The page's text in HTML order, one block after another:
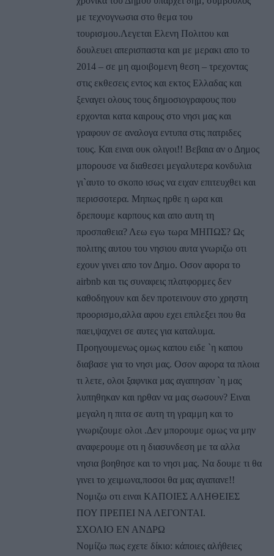
με τεχνογνωσια στο θεμα του
τουρισμου.Λεγεται Ελενη Πολιτου και
δουλευει απερισπαστα και με μερακι απο το
2014 – σε μη αμοιβομενη θεση – τρεχοντας
στις εκθεσεις εντος και εκτος Ελλαδας και
ξεναγει ολους τους δημοσιογραφους που
ερχονται κατα καιρους στο νησι μας και
γραφουν σε αναλογα εντυπα στις πατριδες
τους. Και ειναι ουκ ολιγοι!! Βεβαια αν ο Δημος
μπορουσε να διαθεσει μεγαλυτερα κονδυλια
γι`αυτο το σκοπο ισως να ειχαν επιτευχθει και
περισσοτερα. Μηπως ηρθε η ωρα και
δρεπουμε καρπους και απο αυτη τη
προσπαθεια? Λεω εγω τωρα ΜΗΠΩΣ? Ως
πολιτης αυτου του νησιου αυτα γνωριζω οτι
εχουν γινει απο τον Δημο. Οσον αφορα το
airbnb και τις συναφεις πλατφορμες δεν
καθοδηγουν και δεν προτεινουν στο χρηστη
προορισμο,αλλα αφου εχει επιλεξει που θα
παει,ψαχνει σε αυτες για καταλυμα.
Προηγουμενως ομως καπου ειδε `η καπου
διαβασε για το νησι μας. Οσον αφορα τα πλοια
τι λετε, ολοι ξαφνικα μας αγαπησαν `η μας
λυπηθηκαν και ηρθαν να μας σωσουν? Ειναι
μεγαλη η πιτα σε αυτη τη γραμμη και το
γνωριζουμε ολοι .Δεν μπορουμε ομως να μην
αναφερουμε οτι η διασυνδεση με τα αλλα
νησια βοηθησε και το νησι μας. Να δουμε τι θα
γινει το χειμωνα,ποσοι θα μας αγαπανε!!
Νομιζω οτι ειναι ΚΑΠΟΙΕΣ ΑΛΗΘΕΙΕΣ
ΠΟΥ ΠΡΕΠΕΙ ΝΑ ΛΕΓΟΝΤΑΙ.
ΣΧΟΛΙΟ ΕΝ ΑΝΔΡΩ
Νομίζω πως εχετε δίκιο: κάποιες αλήθειες